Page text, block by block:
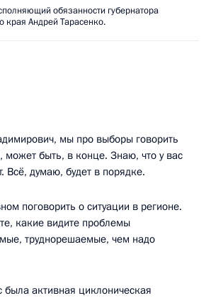
обязанности губернатора
края Андрей Тарасенко.
мы про выборы говорить
может быть, в конце. Знаю, что у вас
Всё, думаю, будет в порядке.
поговорить о ситуации в регионе.
какие видите проблемы
труднорешаемые, чем надо
была активная циклоническая